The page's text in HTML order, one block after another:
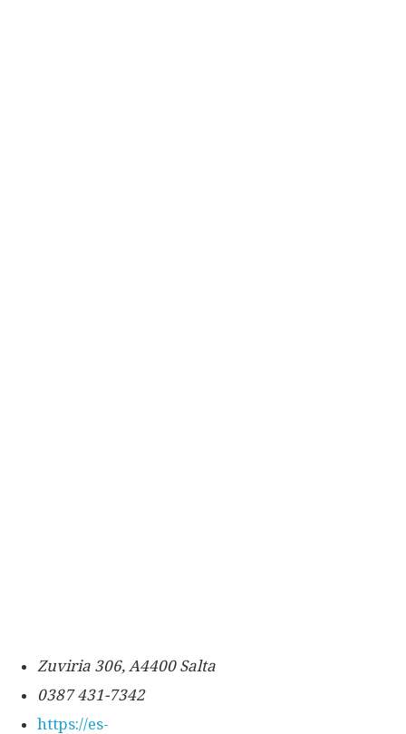
Zuviria 306, A4400 Salta
0387 431-7342
https://es-